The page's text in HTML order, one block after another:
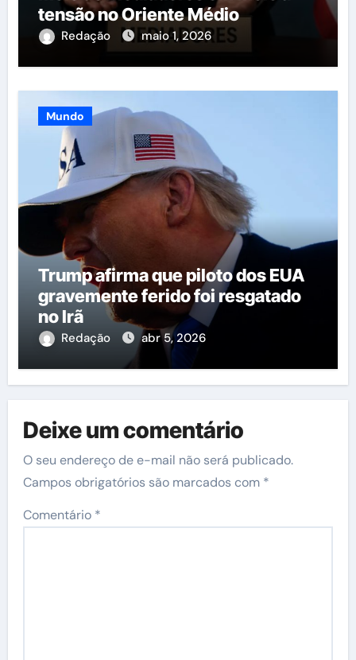
tensão no Oriente Médio
Redação maio 1, 2026
Mundo
Trump afirma que piloto dos EUA
gravemente ferido foi resgatado
no Irã
Redação abr 5, 2026
Deixe um comentário
O seu endereço de e-mail não será publicado.
Campos obrigatórios são marcados com *
Comentário *